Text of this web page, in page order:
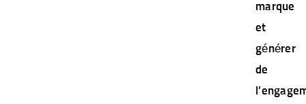
marque
et
générer
de